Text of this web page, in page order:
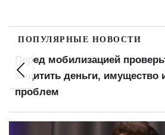
ПОПУЛЯРНЫЕ НОВОСТИ
Перед мобилизацией
защитить деньги, имущество
проблем